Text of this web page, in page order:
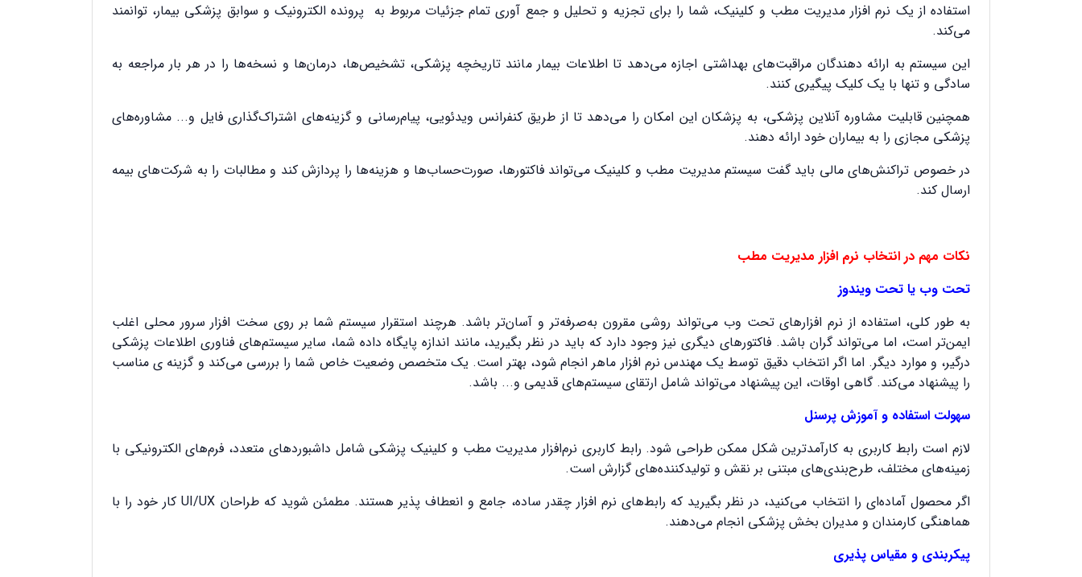
استفاده از یک نرم افزار مدیریت مطب و کلینیک، شما را برای تجزیه و تحلیل و جمع آوری تمام جزئیات مربوط به پرونده الکترونیک و سوابق پزشکی بیمار، توانمند
میکند.
این سیستم به ارائه دهندگان مراقبت‌های بهداشتی اجازه می‌دهد تا اطلاعات بیمار مانند تاریخچه پزشکی، تشخیص‌ها، درمان‌ها و نسخه‌ها را در هر بار مراجعه به
سادگی و تنها با یک کلیک پیگیری کنند.
همچنین قابلیت مشاوره آنلاین پزشکی، به پزشکان این امکان را می‌دهد تا از طریق کنفرانس ویدئویی، پیام‌رسانی و گزینه‌های اشتراک‌گذاری فایل و... مشاوره‌های
پزشکی مجازی را به بیماران خود ارائه دهند.
در خصوص تراکنش‌های مالی باید گفت سیستم مدیریت مطب و کلینیک می‌تواند فاکتورها، صورت‌حساب‌ها و هزینه‌ها را پردازش کند و مطالبات را به شرکت‌های بیمه
ارسال کند.
نکات مهم در انتخاب نرم افزار مدیریت مطب
تحت وب یا تحت ویندوز
به طور کلی، استفاده از نرم افزارهای تحت وب می‌تواند روشی مقرون به‌صرفه‌تر و آسان‌تر باشد. هرچند استقرار سیستم شما بر روی سخت افزار سرور محلی اغلب
ایمن‌تر است، اما می‌تواند گران باشد. فاکتورهای دیگری نیز وجود دارد که باید در نظر بگیرید، مانند اندازه پایگاه داده شما، سایر سیستم‌های فناوری اطلاعات پزشکی
درگیر، و موارد دیگر. اما اگر انتخاب دقیق توسط یک مهندس نرم افزار ماهر انجام شود، بهتر است. یک متخصص وضعیت خاص شما را بررسی میکند و گزینه ی مناسب
را پیشنهاد می‌کند. گاهی اوقات، این پیشنهاد می‌تواند شامل ارتقای سیستم‌های قدیمی و... باشد.
سهولت استفاده و آموزش پرسنل
لازم است رابط کاربری به کارآمدترین شکل ممکن طراحی شود. رابط کاربری نرم‌افزار مدیریت مطب و کلینیک پزشکی شامل داشبوردهای متعدد، فرم‌های الکترونیکی با
زمینه‌های مختلف، طرح‌بندی‌های مبتنی بر نقش و تولیدکننده‌های گزارش است.
اگر محصول آماده‌ای را انتخاب می‌کنید، در نظر بگیرید که رابط‌های نرم افزار چقدر ساده، جامع و انعطاف پذیر هستند. مطمئن شوید که طراحان UI/UXکار خود را با
هماهنگی کارمندان و مدیران بخش پزشکی انجام می‌دهند.
پیکربندی و مقیاس پذیری